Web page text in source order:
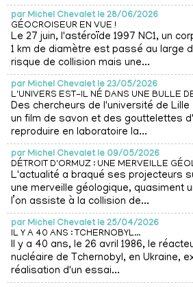
par Michel Chevalet le 28/06/2026
GÉOCROISEUR EN VUE !
Le 27 juin, l'astéroïde 1997 NC1, un
1 km de diamètre est passé au large
risque de collision mais une...
par Michel Chevalet le 23/05/2026
L'UNIVERS EST-IL NÉ DANS UNE BULLE
Des chercheurs de l'université de Lille
un film de savon et des gouttelettes
reproduire en laboratoire la...
par Michel Chevalet le 09/05/2026
DÉTROIT D'ORMUZ : UNE MERVEILLE
L'actualité a braqué ses projecteurs
une merveille géologique, quasiment
l’on assiste à la collision de...
par Michel Chevalet le 25/04/2026
IL Y A 40 ANS : TCHERNOBYL...
Il y a 40 ans, le 26 avril 1986, le
nucléaire de Tchernobyl, en Ukraine,
réalisation d'un essai...